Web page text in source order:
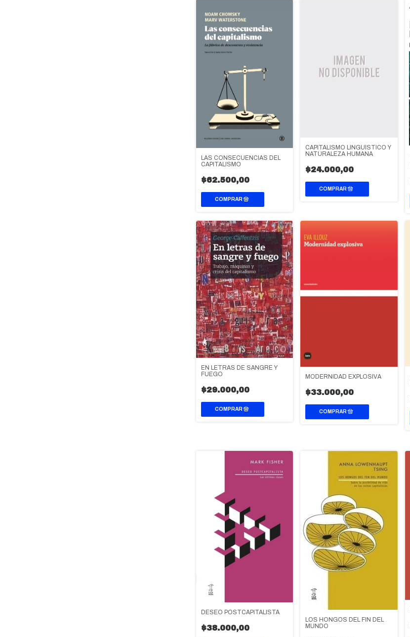
LAS CONSECUENCIAS DEL
CAPITALISMO
$62.500,00
CAPITALISMO LINGUÍSTICO Y
NATURALEZA HUMANA
$24.000,00
EN LETRAS DE SANGRE Y
FUEGO
$29.000,00
MODERNIDAD EXPLOSIVA
$33.000,00
DESEO POSTCAPITALISTA
$38.000,00
LOS HONGOS DEL FIN DEL
MUNDO